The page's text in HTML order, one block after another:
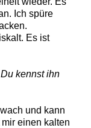
Ich spüre
Es ist
kennst ihn
und kann
einen kalten